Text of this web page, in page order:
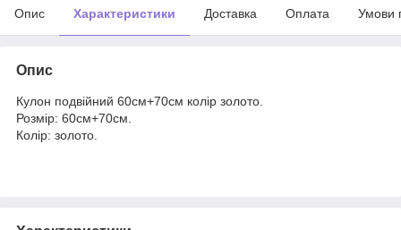
Опис Характеристики Доставка Оплата Умови
Опис
Кулон подвійний 60см+70см колір золото.
Розмір: 60см+70см.
Колір: золото.